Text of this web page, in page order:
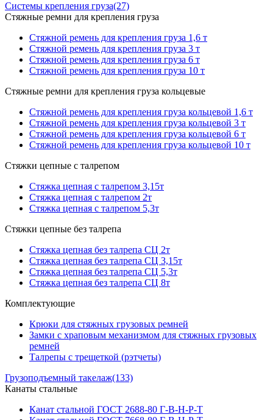
Системы крепления груза(27)
Стяжные ремни для крепления груза
Стяжной ремень для крепления груза 1,6 т
Стяжной ремень для крепления груза 3 т
Стяжной ремень для крепления груза 6 т
Стяжной ремень для крепления груза 10 т
Стяжные ремни для крепления груза кольцевые
Стяжной ремень для крепления груза кольцевой 1,6 т
Стяжной ремень для крепления груза кольцевой 3 т
Стяжной ремень для крепления груза кольцевой 6 т
Стяжной ремень для крепления груза кольцевой 10 т
Стяжки цепные с талрепом
Стяжка цепная с талрепом 3,15т
Стяжка цепная с талрепом 2т
Стяжка цепная с талрепом 5,3т
Стяжки цепные без талрепа
Стяжка цепная без талрепа СЦ 2т
Стяжка цепная без талрепа СЦ 3,15т
Стяжка цепная без талрепа СЦ 5,3т
Стяжка цепная без талрепа СЦ 8т
Комплектующие
Крюки для стяжных грузовых ремней
Замки с храповым механизмом для стяжных грузовых
ремней
Талрепы с трещеткой (рэтчеты)
Грузоподъемный такелаж(133)
Канаты стальные
Канат стальной ГОСТ 2688-80 Г-В-Н-Р-Т